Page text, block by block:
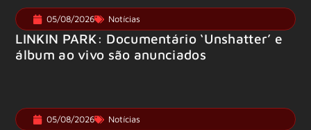
05/08/2026 Notícias
LINKIN PARK: Documentário ‘Unshatter’ e
álbum ao vivo são anunciados
05/08/2026 Notícias